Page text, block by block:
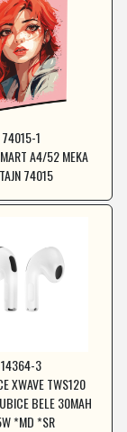
74015-1
A4/52 MEKA
74015
14364-3
XWAVE TWS120
BELE 30MAH
*MD *SR